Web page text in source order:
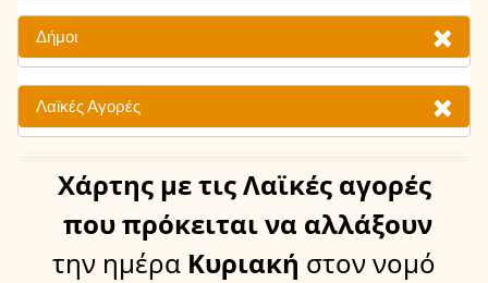
Δήμοι
Λαϊκές Αγορές
Χάρτης με τις Λαϊκές αγορές
που πρόκειται να αλλάξουν
την ημέρα Κυριακή στον νομό